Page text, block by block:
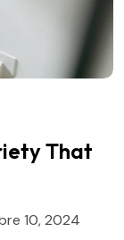
That
10, 2024